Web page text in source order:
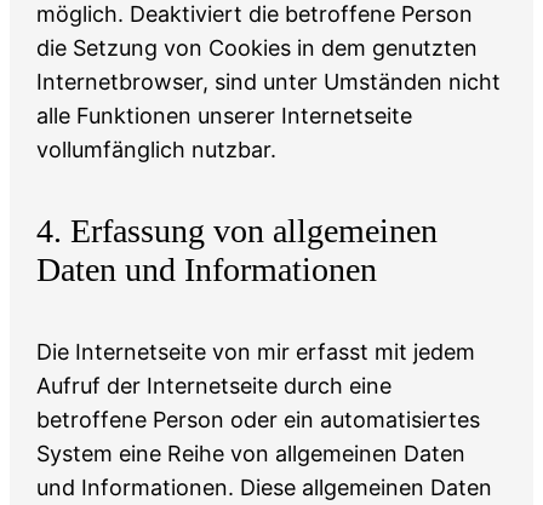
möglich. Deaktiviert die betroffene Person
die Setzung von Cookies in dem genutzten
Internetbrowser, sind unter Umständen nicht
alle Funktionen unserer Internetseite
vollumfänglich nutzbar.
4. Erfassung von allgemeinen
Daten und Informationen
Die Internetseite von mir erfasst mit jedem
Aufruf der Internetseite durch eine
betroffene Person oder ein automatisiertes
System eine Reihe von allgemeinen Daten
und Informationen. Diese allgemeinen Daten